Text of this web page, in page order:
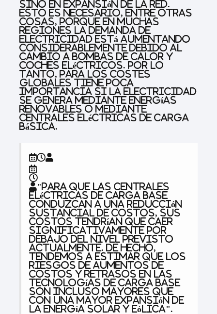
sino en expansión de la red.
Esto es necesario, entre otras
cosas, porque en muchas
regiones la demanda de
electricidad está aumentando
considerablemente debido al
cambio a bombas de calor y
coches eléctricos. Por lo
tanto, para los costes
globales tiene poca
importancia si la electricidad
se genera mediante energías
renovables o mediante
centrales eléctricas de carga
básica.
"Para que las centrales
eléctricas de carga base
conduzcan a una reducción
sustancial de costos, sus
costos tendrían que caer
significativamente por
debajo del nivel previsto
actualmente. De hecho,
tendemos a estimar que los
riesgos de aumentos de
costos y retrasos en las
tecnologías de carga base
son incluso mayores que
con una mayor expansión de
la energía solar y eólica".